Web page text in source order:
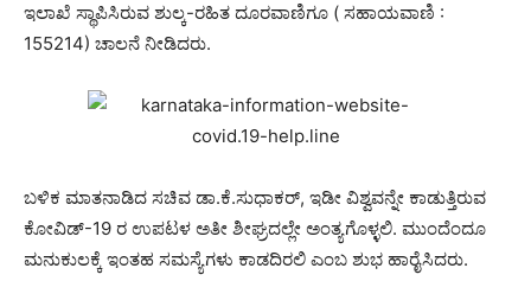
ಇಲಾಖೆ ಸ್ಥಾಪಿಸಿರುವ ಶುಲ್ಕ-ರಹಿತ ದೂರವಾಣಿಗೂ ( ಸಹಾಯವಾಣಿ :
155214) ಚಾಲನೆ ನೀಡಿದರು.
ಬಳಿಕ ಮಾತನಾಡಿದ ಸಚಿವ ಡಾ.ಕೆ.ಸುಧಾಕರ್, ಇಡೀ ವಿಶ್ವವನ್ನೇ ಕಾಡುತ್ತಿರುವ
ಕೋವಿಡ್-19 ರ ಉಪಟಳ ಅತೀ ಶೀಘ್ರದಲ್ಲೇ ಅಂತ್ಯಗೊಳ್ಳಲಿ. ಮುಂದೆಂದೂ
ಮನುಕುಲಕ್ಕೆ ಇಂತಹ ಸಮಸ್ಯೆಗಳು ಕಾಡದಿರಲಿ ಎಂಬ ಶುಭ ಹಾರೈಸಿದರು.